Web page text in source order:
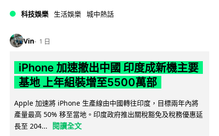
科技娛樂 生活娛樂 城中熱話
Vin 1 日
iPhone 加速撤出中國 印度成新機主要
基地 上年組裝增至5500萬部
Apple 加速將 iPhone 生產線由中國轉往印度，目標兩年內將
產量最高 50% 移至當地。印度政府推出關稅豁免及稅務優惠延
長至 204...
閱讀全文